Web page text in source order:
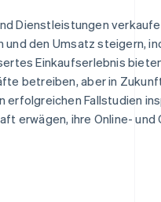
Dienstleistungen
den Umsatz steigern,
Einkaufserlebnis
betreiben, aber in
erfolgreichen Fallstudien
erwägen, ihre Online-